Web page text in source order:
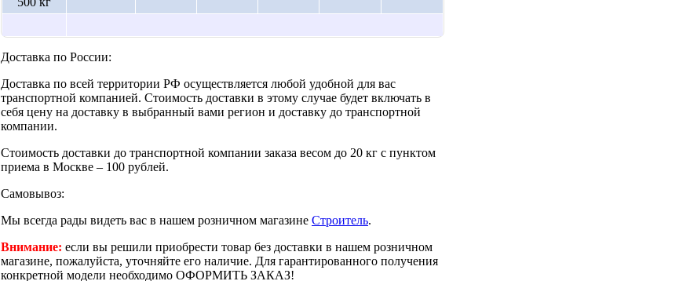
Доставка по России:
Доставка по всей территории РФ осуществляется любой удобной для вас
транспортной компанией. Стоимость доставки в этому случае будет включать в
себя цену на доставку в выбранный вами регион и доставку до транспортной
компании.
Стоимость доставки до транспортной компании заказа весом до 20 кг с пунктом
приема в Москве – 100 рублей.
Самовывоз:
Мы всегда рады видеть вас в нашем розничном магазине Строитель.
Внимание: если вы решили приобрести товар без доставки в нашем розничном
магазине, пожалуйста, уточняйте его наличие. Для гарантированного получения
конкретной модели необходимо ОФОРМИТЬ ЗАКАЗ!